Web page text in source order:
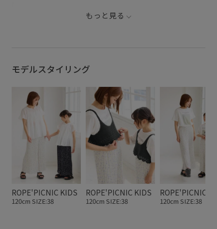
穿き心地が良い 落ち感
もっと見る
モデルスタイリング
ROPE'PICNIC KIDS
120cm SIZE:38
ROPE'PICNIC KIDS
120cm SIZE:38
ROPE'PICNIC
120cm SIZE:38